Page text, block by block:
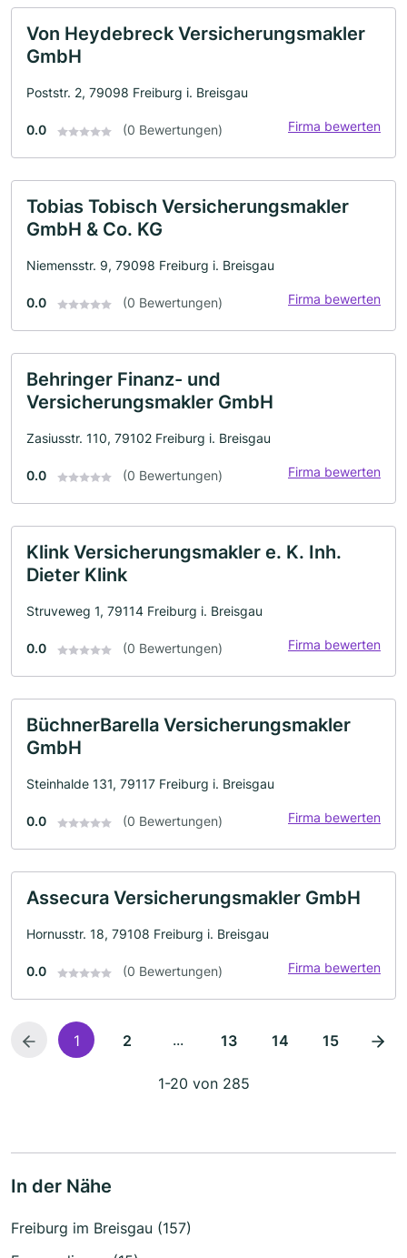
Von Heydebreck Versicherungsmakler
GmbH
Poststr. 2, 79098 Freiburg i. Breisgau
0.0 (0 Bewertungen) Firma bewerten
Tobias Tobisch Versicherungsmakler
GmbH & Co. KG
Niemensstr. 9, 79098 Freiburg i. Breisgau
0.0 (0 Bewertungen) Firma bewerten
Behringer Finanz- und
Versicherungsmakler GmbH
Zasiusstr. 110, 79102 Freiburg i. Breisgau
0.0 (0 Bewertungen) Firma bewerten
Klink Versicherungsmakler e. K. Inh.
Dieter Klink
Struveweg 1, 79114 Freiburg i. Breisgau
0.0 (0 Bewertungen) Firma bewerten
BüchnerBarella Versicherungsmakler
GmbH
Steinhalde 131, 79117 Freiburg i. Breisgau
0.0 (0 Bewertungen) Firma bewerten
Assecura Versicherungsmakler GmbH
Hornusstr. 18, 79108 Freiburg i. Breisgau
0.0 (0 Bewertungen) Firma bewerten
1 2 ... 13 14 15
1-20 von 285
In der Nähe
Freiburg im Breisgau (157)